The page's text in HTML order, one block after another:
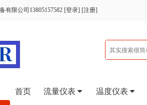
有限公司13805157582 [登录] [注册]
首页 流量仪表 温度仪表